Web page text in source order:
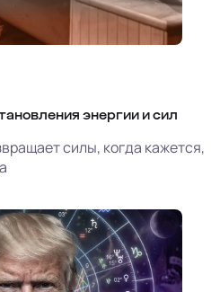
энергии и сил
силы, когда кажется,